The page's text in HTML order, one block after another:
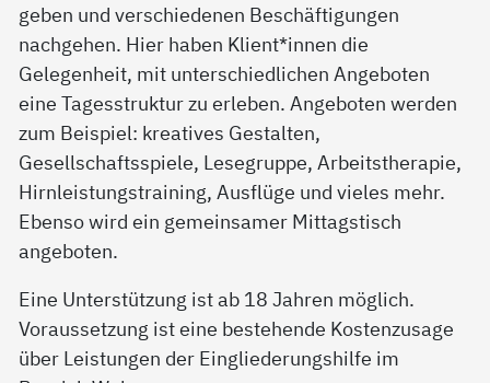
geben und verschiedenen Beschäftigungen
nachgehen. Hier haben Klient*innen die
Gelegenheit, mit unterschiedlichen Angeboten
eine Tagesstruktur zu erleben. Angeboten werden
zum Beispiel: kreatives Gestalten,
Gesellschaftsspiele, Lesegruppe, Arbeitstherapie,
Hirnleistungstraining, Ausflüge und vieles mehr.
Ebenso wird ein gemeinsamer Mittagstisch
angeboten.
Eine Unterstützung ist ab 18 Jahren möglich.
Voraussetzung ist eine bestehende Kostenzusage
über Leistungen der Eingliederungshilfe im